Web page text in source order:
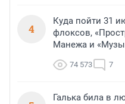
4
Куда пойти 31
флоксов,
Манежа и
74 573 7
Галька била в